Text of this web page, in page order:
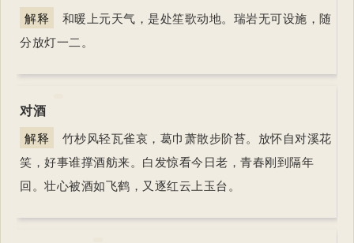
解释
和暖上元天气，是处笙歌动地。瑞岩无可设施，随
分放灯一二。
对酒
解释
竹杪风轻瓦雀哀，葛巾萧散步阶苔。放怀自对溪花
笑，好事谁撑酒舫来。白发惊看今日老，青春刚到隔年
回。壮心被酒如飞鹤，又逐红云上玉台。